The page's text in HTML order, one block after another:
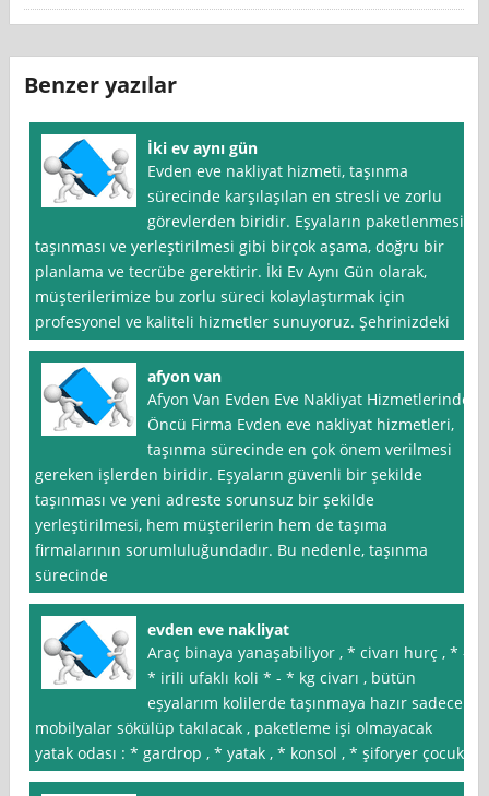
Benzer yazılar
İki ev aynı gün
Evden eve nakliyat hizmeti, taşınma
sürecinde karşılaşılan en stresli ve zorlu
görevlerden biridir. Eşyaların paketlenmesi,
taşınması ve yerleştirilmesi gibi birçok aşama, doğru bir
planlama ve tecrübe gerektirir. İki Ev Aynı Gün olarak,
müşterilerimize bu zorlu süreci kolaylaştırmak için
profesyonel ve kaliteli hizmetler sunuyoruz. Şehrinizdeki
afyon van
Afyon Van Evden Eve Nakliyat Hizmetlerinde
Öncü Firma Evden eve nakliyat hizmetleri,
taşınma sürecinde en çok önem verilmesi
gereken işlerden biridir. Eşyaların güvenli bir şekilde
taşınması ve yeni adreste sorunsuz bir şekilde
yerleştirilmesi, hem müşterilerin hem de taşıma
firmalarının sorumluluğundadır. Bu nedenle, taşınma
sürecinde
evden eve nakliyat
Araç binaya yanaşabiliyor , * civarı hurç , * -
* irili ufaklı koli * - * kg civarı , bütün
eşyalarım kolilerde taşınmaya hazır sadece
mobilyalar sökülüp takılacak , paketleme işi olmayacak
yatak odası : * gardrop , * yatak , * konsol , * şiforyer çocuk